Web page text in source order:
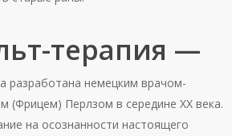
терапия —
разработана немецким врачом-
(Фрицем) Перлзом в середине XX века.
на осознанности настоящего